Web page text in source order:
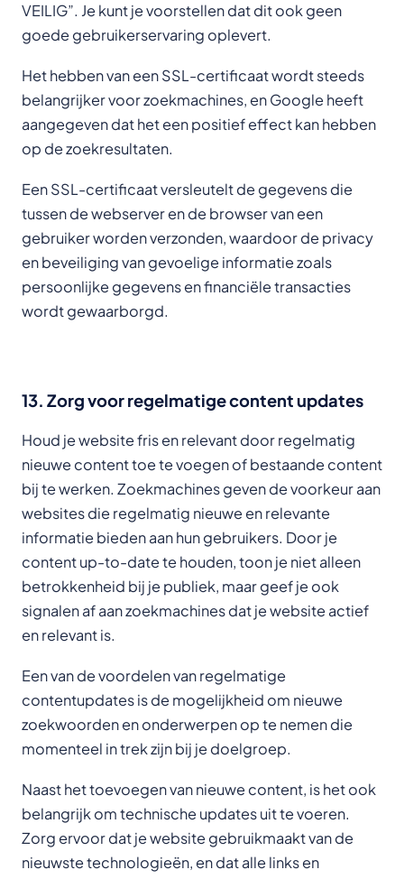
VEILIG”. Je kunt je voorstellen dat dit ook geen
goede gebruikerservaring oplevert.
Het hebben van een SSL-certificaat wordt steeds
belangrijker voor zoekmachines, en Google heeft
aangegeven dat het een positief effect kan hebben
op de zoekresultaten.
Een SSL-certificaat versleutelt de gegevens die
tussen de webserver en de browser van een
gebruiker worden verzonden, waardoor de privacy
en beveiliging van gevoelige informatie zoals
persoonlijke gegevens en financiële transacties
wordt gewaarborgd.
13. Zorg voor regelmatige content updates
Houd je website fris en relevant door regelmatig
nieuwe content toe te voegen of bestaande content
bij te werken. Zoekmachines geven de voorkeur aan
websites die regelmatig nieuwe en relevante
informatie bieden aan hun gebruikers. Door je
content up-to-date te houden, toon je niet alleen
betrokkenheid bij je publiek, maar geef je ook
signalen af aan zoekmachines dat je website actief
en relevant is.
Een van de voordelen van regelmatige
contentupdates is de mogelijkheid om nieuwe
zoekwoorden en onderwerpen op te nemen die
momenteel in trek zijn bij je doelgroep.
Naast het toevoegen van nieuwe content, is het ook
belangrijk om technische updates uit te voeren.
Zorg ervoor dat je website gebruikmaakt van de
nieuwste technologieën, en dat alle links en